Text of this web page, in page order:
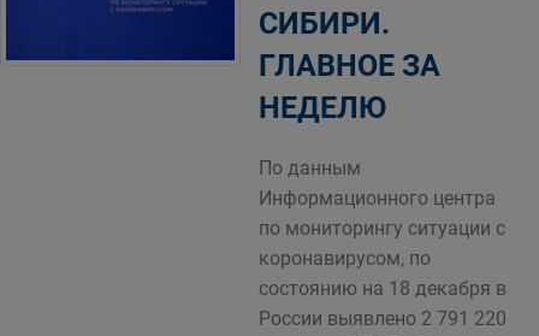
СИБИРИ.
ГЛАВНОЕ ЗА
НЕДЕЛЮ
​​​​​​​По данным
Информационного центра
по мониторингу ситуации с
коронавирусом, по
состоянию на 18 декабря в
России выявлено 2 791 220